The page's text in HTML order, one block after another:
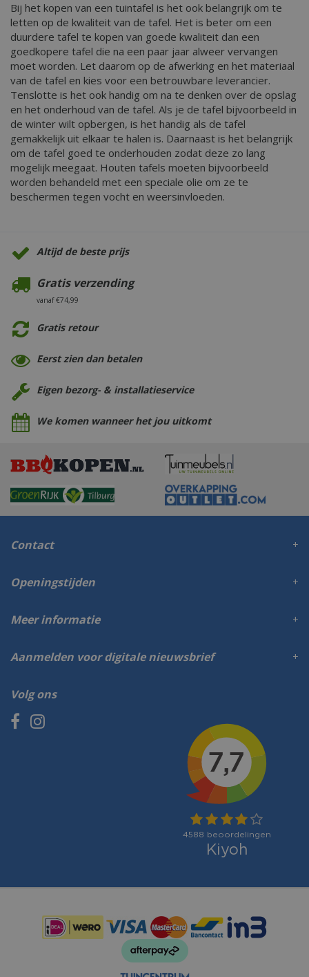
Bij het kopen van een tuintafel is het ook belangrijk om te
letten op de kwaliteit van de tafel. Het is beter om een
duurdere tafel te kopen van goede kwaliteit dan een
goedkopere tafel die na een paar jaar alweer vervangen
moet worden. Let daarom op de afwerking en het materiaal
van de tafel en kies voor een betrouwbare leverancier.
Tenslotte is het ook handig om na te denken over de opslag
en het onderhoud van de tafel. Als je de tafel bijvoorbeeld in
de winter wilt opbergen, is het handig als de tafel
gemakkelijk uit elkaar te halen is. Daarnaast is het belangrijk
om de tafel goed te onderhouden zodat deze zo lang
mogelijk meegaat. Houten tafels moeten bijvoorbeeld
worden behandeld met een speciale olie om ze te
beschermen tegen vocht en weersinvloeden.
Altijd de beste prijs
Gratis verzending
vanaf €74,99
Gratis retour
Eerst zien dan betalen
Eigen bezorg- & installatieservice
We komen wanneer het jou uitkomt
Contact
Volg ons
Openingstijden
Meer informatie
Aanmelden voor digitale nieuwsbrief